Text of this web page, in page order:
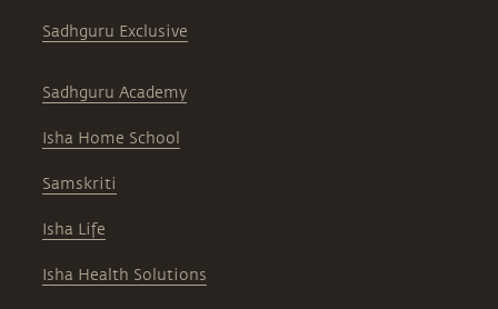
Sadhguru Exclusive
Sadhguru Academy
Isha Home School
Samskriti
Isha Life
Isha Health Solutions